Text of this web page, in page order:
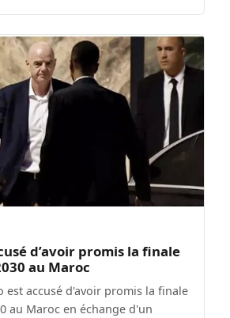
d’avoir promis la finale
au Maroc
est accusé d'avoir promis la finale
au Maroc en échange d'un